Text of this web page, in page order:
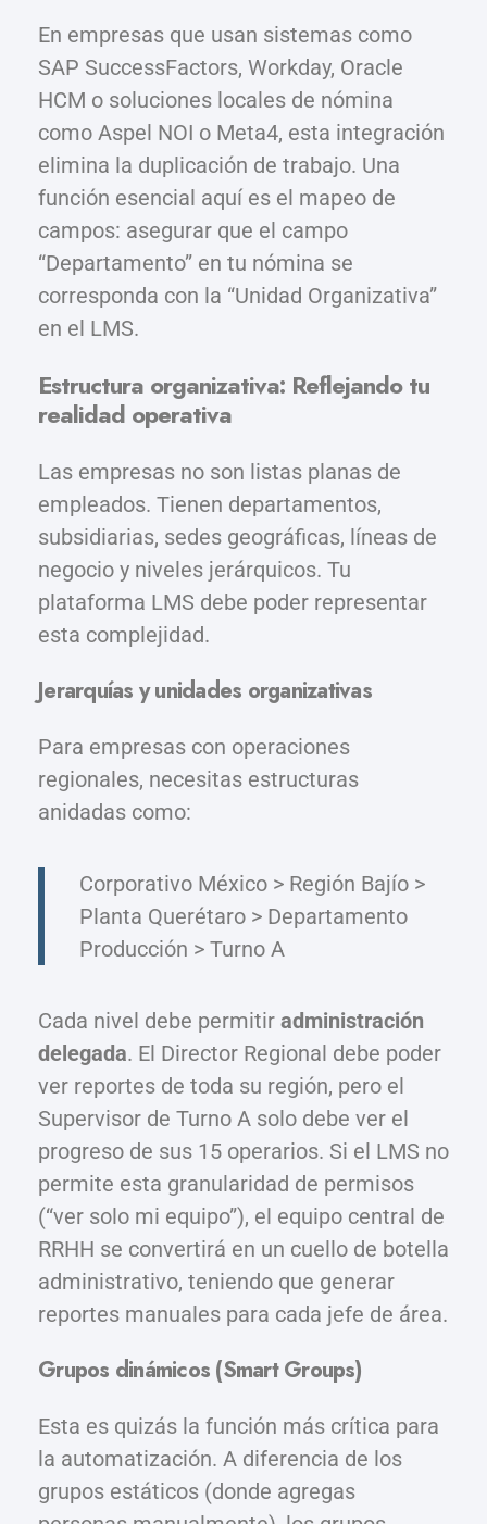
En empresas que usan sistemas como
SAP SuccessFactors, Workday, Oracle
HCM o soluciones locales de nómina
como Aspel NOI o Meta4, esta integración
elimina la duplicación de trabajo. Una
función esencial aquí es el mapeo de
campos: asegurar que el campo
“Departamento” en tu nómina se
corresponda con la “Unidad Organizativa”
en el LMS.
Estructura organizativa: Reflejando tu
realidad operativa
Las empresas no son listas planas de
empleados. Tienen departamentos,
subsidiarias, sedes geográficas, líneas de
negocio y niveles jerárquicos. Tu
plataforma LMS debe poder representar
esta complejidad.
Jerarquías y unidades organizativas
Para empresas con operaciones
regionales, necesitas estructuras
anidadas como:
Corporativo México > Región Bajío >
Planta Querétaro > Departamento
Producción > Turno A
Cada nivel debe permitir administración
delegada. El Director Regional debe poder
ver reportes de toda su región, pero el
Supervisor de Turno A solo debe ver el
progreso de sus 15 operarios. Si el LMS no
permite esta granularidad de permisos
(“ver solo mi equipo”), el equipo central de
RRHH se convertirá en un cuello de botella
administrativo, teniendo que generar
reportes manuales para cada jefe de área.
Grupos dinámicos (Smart Groups)
Esta es quizás la función más crítica para
la automatización. A diferencia de los
grupos estáticos (donde agregas